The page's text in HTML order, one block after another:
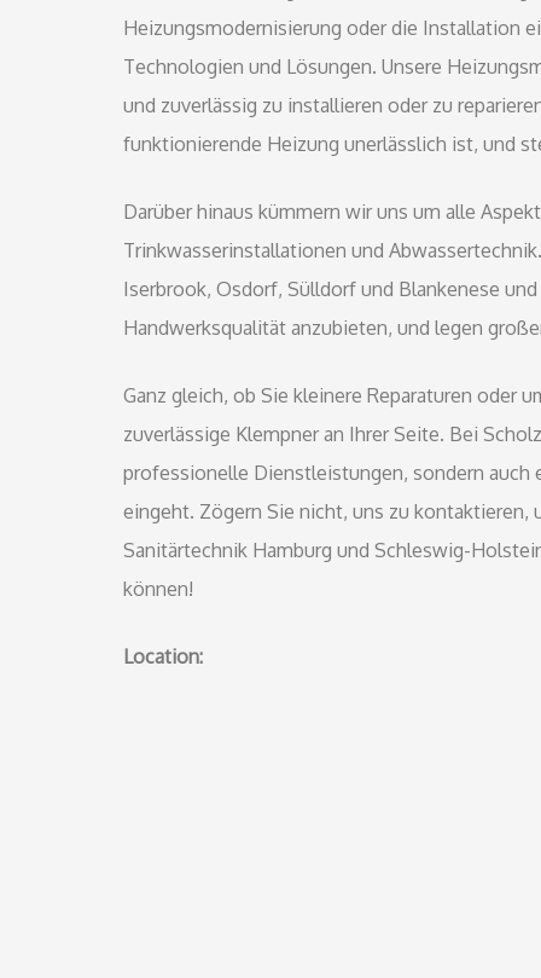
Heizungsmodernisierung oder die Installation
Technologien und Lösungen. Unsere
und zuverlässig zu installieren oder zu
funktionierende Heizung unerlässlich ist, und
Darüber hinaus kümmern wir uns um alle
Trinkwasserinstallationen und
Iserbrook, Osdorf, Sülldorf und Blankenese
Handwerksqualität anzubieten, und legen
Ganz gleich, ob Sie kleinere Reparaturen oder
zuverlässige Klempner an Ihrer Seite. Bei
professionelle Dienstleistungen, sondern auch
eingeht. Zögern Sie nicht, uns zu kontaktieren,
Sanitärtechnik Hamburg und Schleswig-
können!
Location: